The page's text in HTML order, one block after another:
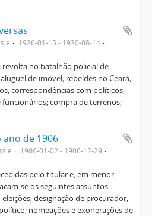
1926-01-15 - 1930-08-14
revolta no batalhão policial de
de imóvel; rebeldes no Ceará;
correspondências com políticos;
compra de terrenos;
de 1906
1906-01-02 - 1906-12-29
pelo titular e, em menor
se os seguintes assuntos:
designação de procurador;
nomeações e exonerações de